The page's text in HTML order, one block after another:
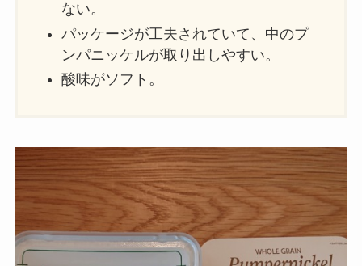
ない。
パッケージが工夫されていて、中のプ
ンパニッケルが取り出しやすい。
酸味がソフト。